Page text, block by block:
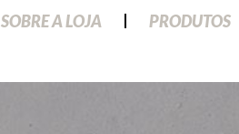
SOBRE A LOJA PRODUTOS